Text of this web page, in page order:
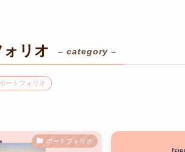
リオ – category –
ポートフォリオ
ポートフォリオ